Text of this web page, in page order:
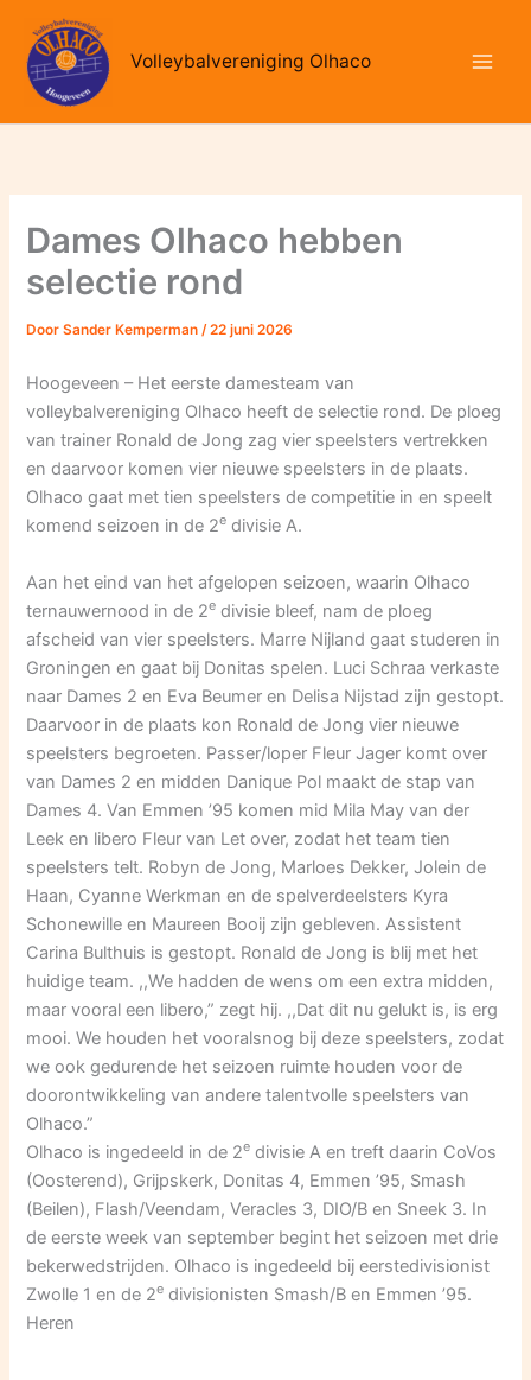
naar
inhoud
Volleybalvereniging Olhaco
Dames Olhaco hebben
selectie rond
DoorSander Kemperman/22 juni 2026
Hoogeveen – Het eerste damesteam van
volleybalvereniging Olhaco heeft de selectie rond. De ploeg
van trainer Ronald de Jong zag vier speelsters vertrekken
en daarvoor komen vier nieuwe speelsters in de plaats.
Olhaco gaat met tien speelsters de competitie in en speelt
komend seizoen in de 2e divisie A.
Aan het eind van het afgelopen seizoen, waarin Olhaco
ternauwernood in de 2e divisie bleef, nam de ploeg
afscheid van vier speelsters. Marre Nijland gaat studeren in
Groningen en gaat bij Donitas spelen. Luci Schraa verkaste
naar Dames 2 en Eva Beumer en Delisa Nijstad zijn gestopt.
Daarvoor in de plaats kon Ronald de Jong vier nieuwe
speelsters begroeten. Passer/loper Fleur Jager komt over
van Dames 2 en midden Danique Pol maakt de stap van
Dames 4. Van Emmen ’95 komen mid Mila May van der
Leek en libero Fleur van Let over, zodat het team tien
speelsters telt. Robyn de Jong, Marloes Dekker, Jolein de
Haan, Cyanne Werkman en de spelverdeelsters Kyra
Schonewille en Maureen Booij zijn gebleven. Assistent
Carina Bulthuis is gestopt. Ronald de Jong is blij met het
huidige team. ,,We hadden de wens om een extra midden,
maar vooral een libero,” zegt hij. ,,Dat dit nu gelukt is, is erg
mooi. We houden het vooralsnog bij deze speelsters, zodat
we ook gedurende het seizoen ruimte houden voor de
doorontwikkeling van andere talentvolle speelsters van
Olhaco.”
Olhaco is ingedeeld in de 2e divisie A en treft daarin CoVos
(Oosterend), Grijpskerk, Donitas 4, Emmen ’95, Smash
(Beilen), Flash/Veendam, Veracles 3, DIO/B en Sneek 3. In
de eerste week van september begint het seizoen met drie
bekerwedstrijden. Olhaco is ingedeeld bij eerstedivisionist
Zwolle 1 en de 2e divisionisten Smash/B en Emmen ’95.
Heren